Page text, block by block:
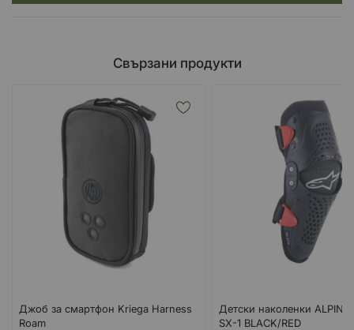
Свързани продукти
Джоб за смартфон Kriega Harness
Roam
Детски наколенки
SX-1 BLACK/RED